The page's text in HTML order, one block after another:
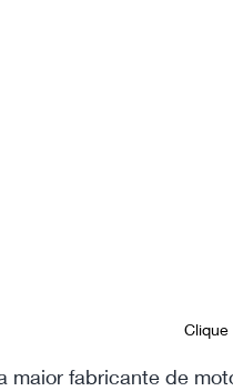
Clique
maior fabricante de